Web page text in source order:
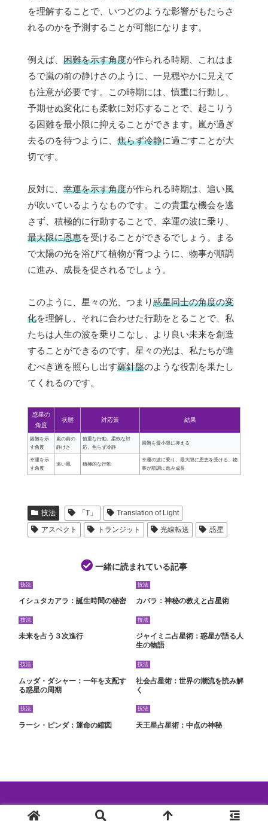
を理解することで、いつどのような影響がもたらさ
れるのかを予測することが可能になります。
例えば、 困難を示す角度が作られる時期、これはま
るで嵐の前の静けさのように、一見穏やかに見えて
も注意が必要です。この時期には、慎重に行動し、
予期せぬ変化にも柔軟に対応することで、起こりう
る困難を最小限に抑えることができます。嵐が過ぎ
去るのを待つように、 焦らず冷静に過ごすことが大
切です。
反対に、 幸運を示す角度が作られる時期は、追い風
が吹いているようなものです。この貴重な機会を逃
さず、積極的に行動することで、幸運の波に乗り、
最大限に恩恵を受けることができるでしょう。まる
で太陽の光を浴びて植物が育つように、物事が順調
に進み、成長を促されるでしょう。
このように、星々の光、つまり惑星同士の角度の変
化を理解し、それに合わせた行動をとることで、私
たちは人生の波を乗りこなし、より良い未来を創造
することができるのです。星々の光は、私たちが進
むべき道を照らし出す羅針盤のような役割を果たし
てくれるのです。
惑星の
角度
状態 対応策 結果
困難を示
す角度
嵐の前の
静けさ
慎重な行動、柔軟な対
応、焦らず冷静
困難を最小限に抑える
幸運を示
す角度
追い風 積極的な行動
幸運の波に乗り、最大限に恩恵を受ける、物
事が順調に進み成長
技法 「T」
Translation of Light
アスペクト
トランジット 光線転送 惑星
一緒に読まれている記事
技法
イシュタカアラ：誕生時間の秘密
技法
カバラ：神秘の教えと占星術
技法
未来を占う３次進行
技法
ジャイミニ占星術：惑星が語る人
生の物語
技法
ムッダ・ダシャー：一年を支配す
る惑星の周期
技法
社会占星術：世界の潮流を読み解
く
技法
ラーシ・ピンダ：運命の縮図
技法
天王星占星術：中点の神秘
© 2024 西洋占星術特集.